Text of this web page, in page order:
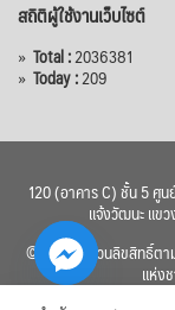
สถิติผู้ใช้งานเว็บไซต์
» Total :2036381
» Today :209
120 (อาคาร C) ชั้น 5 ศู
แจ้งวัฒนะ แข
© 2560 สงวนลิขสิทธิ์ตา
แห่ง